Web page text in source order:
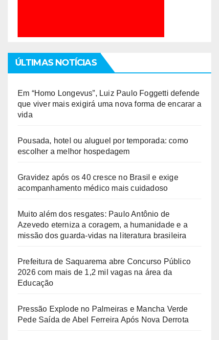
ÚLTIMAS NOTÍCIAS
Em “Homo Longevus”, Luiz Paulo Foggetti defende
que viver mais exigirá uma nova forma de encarar a
vida
Pousada, hotel ou aluguel por temporada: como
escolher a melhor hospedagem
Gravidez após os 40 cresce no Brasil e exige
acompanhamento médico mais cuidadoso
Muito além dos resgates: Paulo Antônio de
Azevedo eterniza a coragem, a humanidade e a
missão dos guarda-vidas na literatura brasileira
Prefeitura de Saquarema abre Concurso Público
2026 com mais de 1,2 mil vagas na área da
Educação
Pressão Explode no Palmeiras e Mancha Verde
Pede Saída de Abel Ferreira Após Nova Derrota